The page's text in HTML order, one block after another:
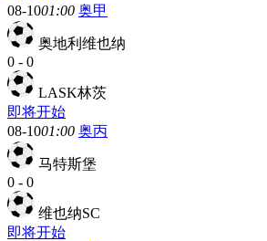
08-1001:00 奥甲
奥地利维也纳
0 - 0
LASK林茨
即将开始
08-1001:00 奥丙
马特斯堡
0 - 0
维也纳SC
即将开始